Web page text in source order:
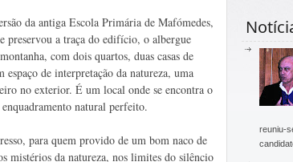
da antiga Escola Primária de Mafómedes,
preservou a traça do edifício, o albergue
com dois quartos, duas casas de
de interpretação da natureza, uma
no exterior. É um local onde se encontra o
natural perfeito.
para quem provido de um bom naco de
mistérios da natureza, nos limites do silêncio
reuniu-